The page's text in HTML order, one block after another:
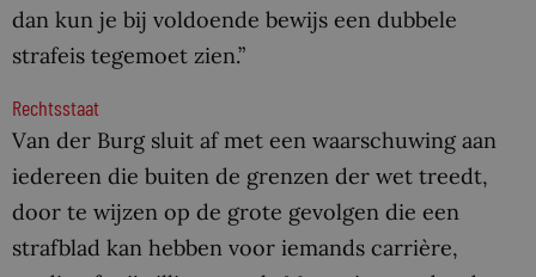
dan kun je bij voldoende bewijs een dubbele
strafeis tegemoet zien.”
Rechtsstaat
Van der Burg sluit af met een waarschuwing aan
iedereen die buiten de grenzen der wet treedt,
door te wijzen op de grote gevolgen die een
strafblad kan hebben voor iemands carrière,